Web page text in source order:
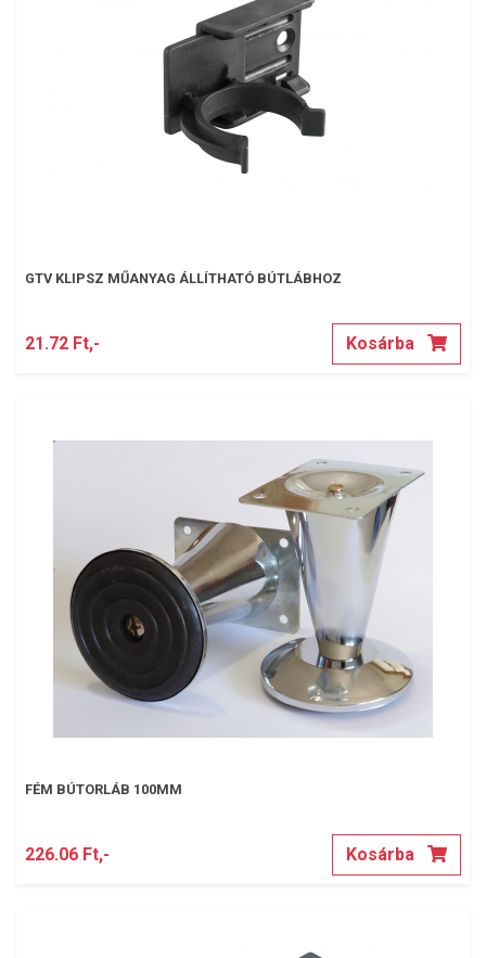
GTV KLIPSZ MŰANYAG ÁLLÍTHATÓ BÚTLÁBHOZ
21.72 Ft,- Kosárba
FÉM BÚTORLÁB 100MM
226.06 Ft,- Kosárba